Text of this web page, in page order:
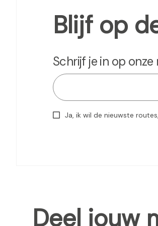
Blijf op
Schrijf je in op
Ja, ik wil de nieuwste
Deel jouw